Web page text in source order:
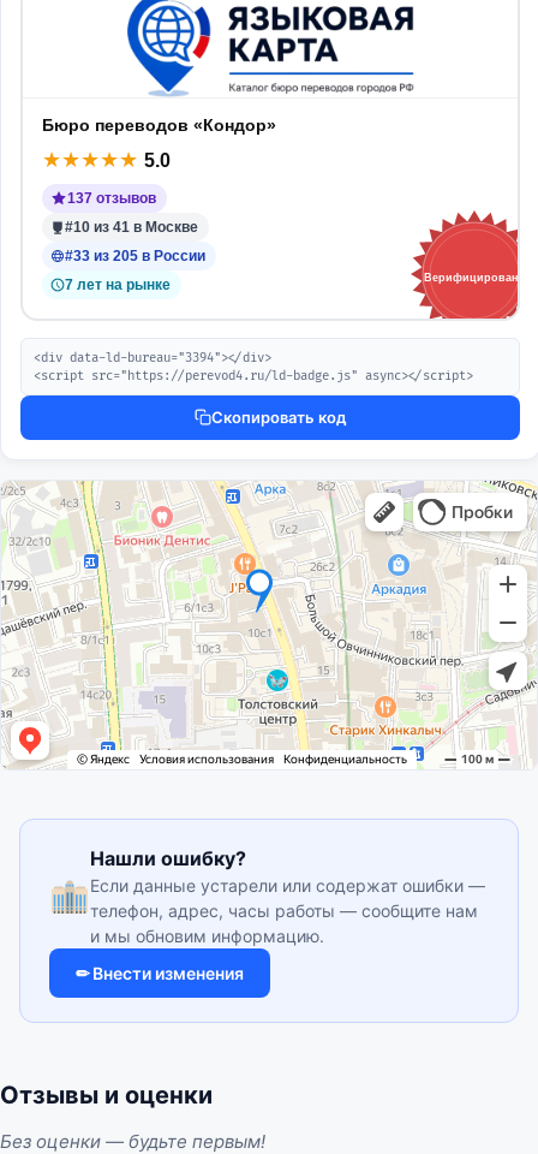
Бюро переводов «Кондор»
★★★★★ 5.0
137 отзывов
#10 из 41 в Москве
#33 из 205 в России
7 лет на рынке
Верифицировано
<div data-ld-bureau="3394"></div>
<script src="https://perevod4.ru/ld-badge.js" async></script>
Скопировать код
Нашли ошибку?
Если данные устарели или содержат ошибки —
телефон, адрес, часы работы — сообщите нам
и мы обновим информацию.
✏ Внести изменения
Отзывы и оценки
Без оценки — будьте первым!